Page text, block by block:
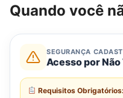
Quando você
SEGURANÇA
Acesso por
Requisitos Obrigatórios: